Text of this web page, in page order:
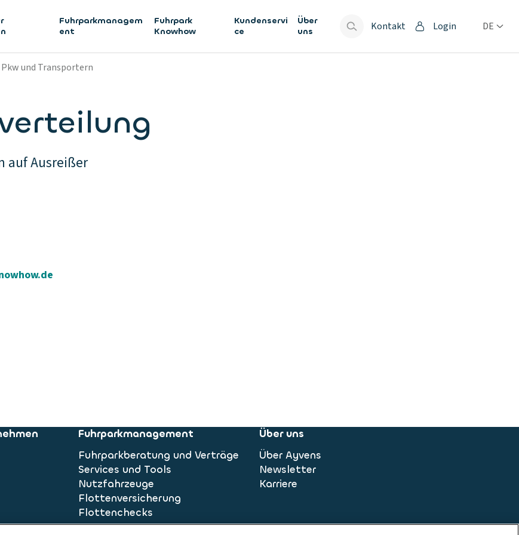
Fuhrparkmanagem
ent
Fuhrpark
Knowhow
Kundenservi
ce
Über
uns
Kontakt Login DE
und Transportern
auf Ausreißer
Fuhrparkmanagement
Fuhrparkberatung und Verträge
Services und Tools
Nutzfahrzeuge
Flottenversicherung
Flottenchecks
Über uns
Über Ayvens
Newsletter
Karriere